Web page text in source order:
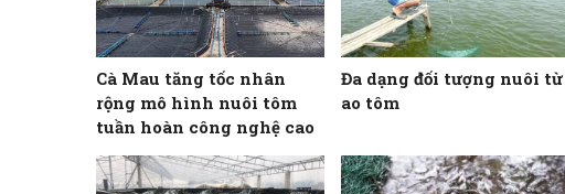
Cà Mau tăng tốc nhân
rộng mô hình nuôi tôm
tuần hoàn công nghệ cao
Đa dạng đối tượng nuôi từ
ao tôm